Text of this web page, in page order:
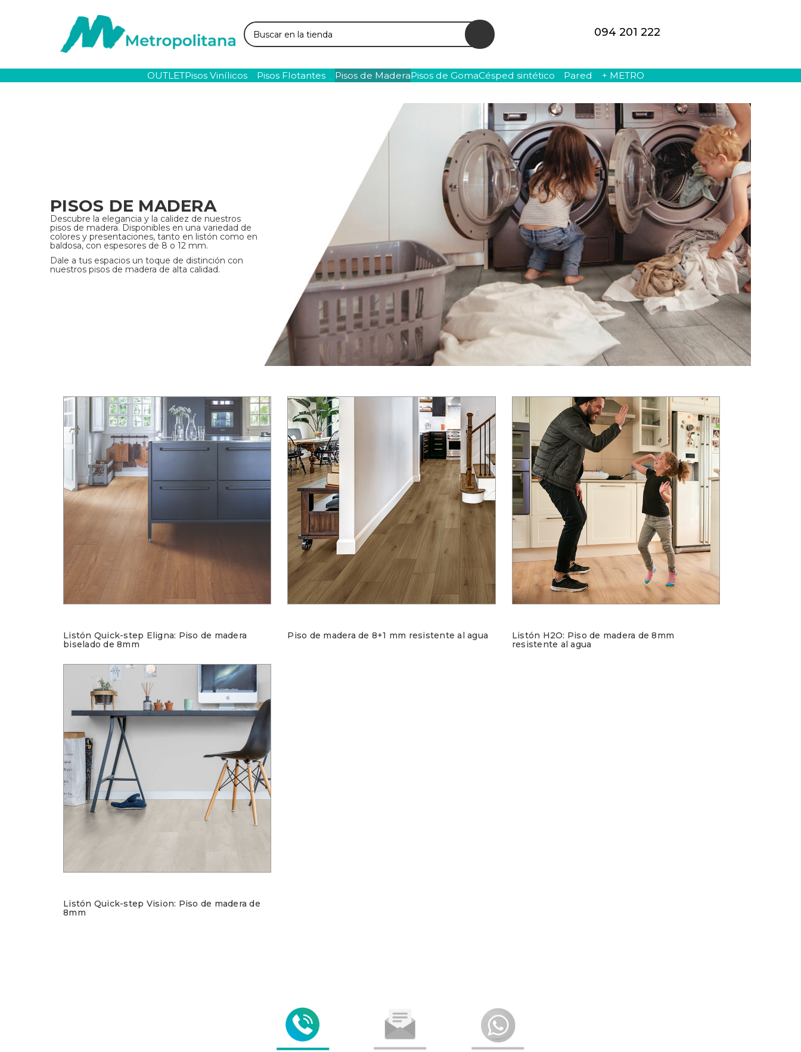
Buscar
094 201 222
OUTLETPisos Vinílicos Pisos Flotantes Pisos de MaderaPisos de GomaCésped sintético Pared + METRO
PISOS DE MADERA
Descubre la elegancia y la calidez de nuestros
pisos de madera. Disponibles en una variedad de
colores y presentaciones, tanto en listón como en
baldosa, con espesores de 8 o 12 mm.
Dale a tus espacios un toque de distinción con
nuestros pisos de madera de alta calidad.
Listón Quick-step Eligna: Piso de madera
biselado de 8mm
Piso de madera de 8+1 mm resistente al agua
Listón H2O: Piso de madera de 8mm
resistente al agua
Listón Quick-step Vision: Piso de madera de
8mm